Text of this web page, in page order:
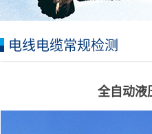
电线电缆常规检测
全自动液